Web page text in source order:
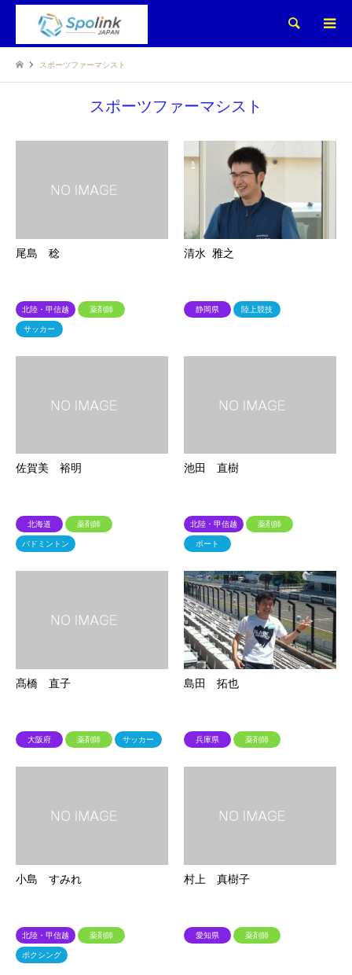
検索
スポーツファーマシスト
スポーツファーマシスト
尾島 稔
北陸・甲信越 薬剤師
サッカー
清水 雅之
静岡県 陸上競技
佐賀美 裕明
北海道 薬剤師
バドミントン
池田 直樹
北陸・甲信越 薬剤師
ボート
髙橋 直子
大阪府 薬剤師 サッカー
島田 拓也
兵庫県 薬剤師
小島 すみれ
北陸・甲信越 薬剤師
ボクシング
村上 真樹子
愛知県 薬剤師